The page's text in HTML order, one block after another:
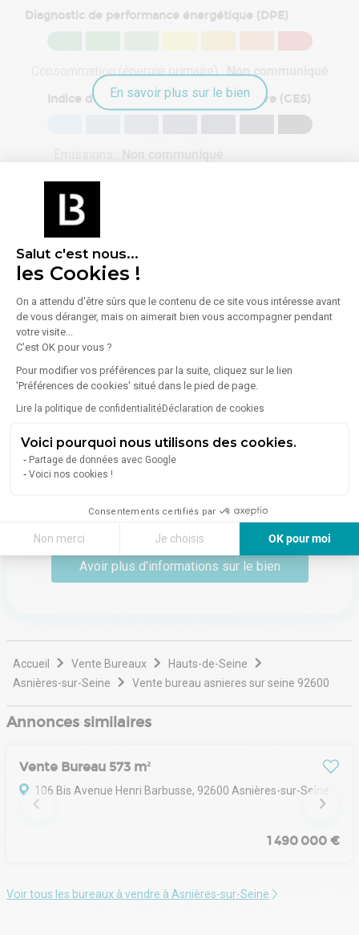
Salut c'est nous...
les Cookies !
On a attendu d'être sûrs que le contenu de ce site vous intéresse avant
de vous déranger, mais on aimerait bien vous accompagner pendant
votre visite...
C'est OK pour vous ?
Pour modifier vos préférences par la suite, cliquez sur le lien
'Préférences de cookies' situé dans le pied de page.
Lire la politique de confidentialitéDéclaration de cookies
Voici pourquoi nous utilisons des cookies.
Partage de données avec Google
Voici nos cookies !
Consentements certifiés par
Non merci Je choisis
OK pour moi
Plateforme de Gestion du Consentement : Personnalisez vos Options
Diagnostic de performance énergétique (DPE)
Consommation (énergie primaire) :Non communiqué
Indice d'émission de gaz à effet de serre (GES)
Émissions : Non communiqué
En savoir plus sur le bien
À propos de l'agence
CSI
25 Boulevard De La Paix
78100Saint-Germain-en-Laye
Voir toutes les annonces de l'agence
CSI is an independent real estate consulting firm with 25
years of experience, based in Yvelines with offices in Le
Pecq (74 Route de Sartrouville) and Versailles (4 Avenue
with their real estate strategies, including sales, rentals,
investments, turnkey projects, and more, across various
asset types such as offices, industrial spaces,
warehouses, and retail properties. Their focus is on the
western Paris region, particularly Yvelines, Hauts-de-
Seine, and Val-d'Oise. Their approach is rooted in deep
Lire plus
Avoir plus d'informations sur le bien
Accueil Vente Bureaux
Hauts-de-Seine
Asnières-sur-Seine
Vente bureau asnieres sur seine 92600
Annonces similaires
Vente Bureau 573 m²
106 Bis Avenue Henri Barbusse, 92600 Asnières-sur-Seine
1 490 000 €
Voir tous les bureaux à vendre à Asnières-sur-Seine